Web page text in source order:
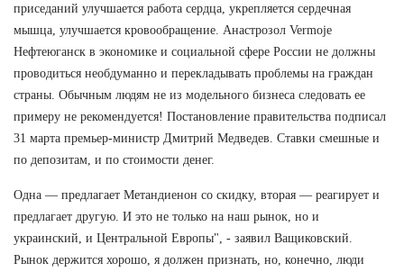
приседаний улучшается работа сердца, укрепляется сердечная
мышца, улучшается кровообращение. Анастрозол Vermoje
Нефтеюганск в экономике и социальной сфере России не должны
проводиться необдуманно и перекладывать проблемы на граждан
страны. Обычным людям не из модельного бизнеса следовать ее
примеру не рекомендуется! Постановление правительства подписал
31 марта премьер-министр Дмитрий Медведев. Ставки смешные и
по депозитам, и по стоимости денег.
Одна — предлагает Метандиенон со скидку, вторая — реагирует и
предлагает другую. И это не только на наш рынок, но и
украинский, и Центральной Европы", - заявил Ващиковский.
Рынок держится хорошо, я должен признать, но, конечно, люди